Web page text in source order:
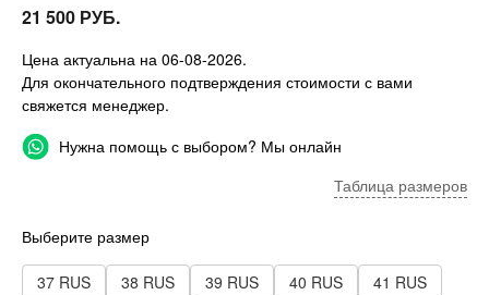
21 500 РУБ.
Цена актуальна на 06-08-2026.
Для окончательного подтверждения стоимости с вами
свяжется менеджер.
Нужна помощь с выбором? Мы онлайн
Таблица размеров
Выберите размер
37 RUS 38 RUS 39 RUS 40 RUS
41 RUS